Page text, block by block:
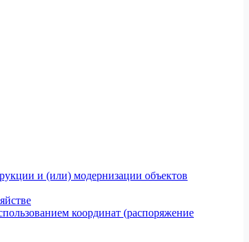
и (или) модернизации объектов
координат (распоряжение